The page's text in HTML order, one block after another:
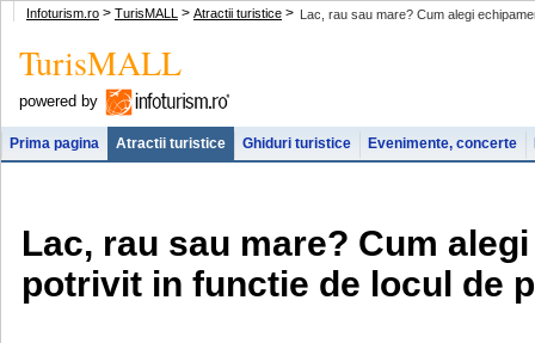
Lac, rau sau mare? Cum alegi
Infoturism.ro > TurisMALL > Atractii turistice >
TurisMALL
powered by
Prima pagina Atractii turistice Ghiduri turistice Evenimente, concerte
Lac, rau sau mare? Cum
potrivit in functie de locul de